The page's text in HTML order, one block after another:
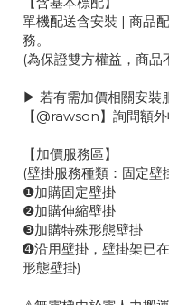
單機配送含安裝 | 商品
務。
(為保證雙方權益，商品
▶ 若有需加價相關安裝
【@rawson】詢問額外
【加價服務區】
(壁掛服務種類：固定壁
❶加購固定壁掛
❷加購伸縮壁掛
❸加購特殊形態壁掛
➍沿用壁掛，壁掛架已
形態壁掛)